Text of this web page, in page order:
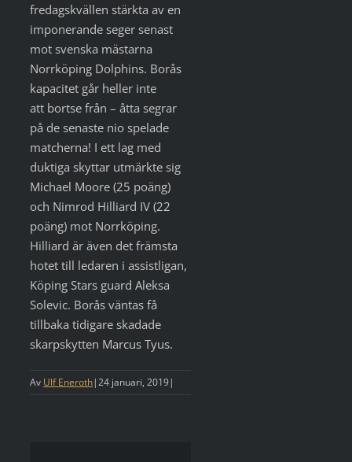
fredagskvällen stärkta av en
imponerande seger senast
mot svenska mästarna
Norrköping Dolphins. Borås
kapacitet går heller inte
att bortse från – åtta segrar
på de senaste nio spelade
matcherna! I ett lag med
duktiga skyttar utmärkte sig
Michael Moore (25 poäng)
och Nimrod Hilliard IV (22
poäng) mot Norrköping.
Hilliard är även det främsta
hotet till ledaren i assistligan,
Köping Stars guard Aleksa
Solevic. Borås väntas få
tillbaka tidigare skadade
skarpskytten Marcus Tyus.
Av Ulf Eneroth|24 januari, 2019|